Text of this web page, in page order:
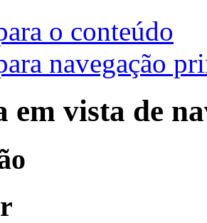
o conteúdo
navegação
em vista de